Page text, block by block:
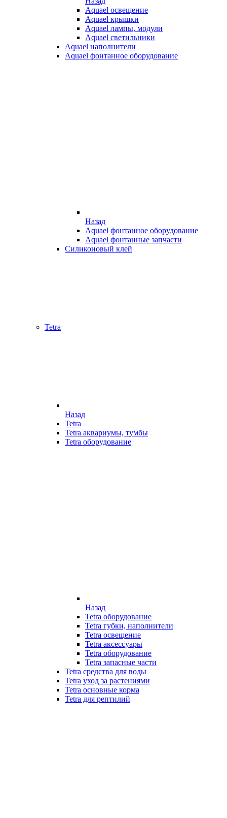
Aquael освещение
Aquael крышки
Aquael лампы, модули
Aquael светильники
Aquael наполнители
Aquael фонтанное оборудование
Назад
Aquael фонтанное оборудование
Aquael фонтанные запчасти
Силиконовый клей
Tetra
Назад
Tetra
Tetra аквариумы, тумбы
Tetra оборудование
Назад
Tetra оборудование
Tetra губки, наполнители
Tetra освещение
Tetra аксессуары
Tetra оборудование
Tetra запасные части
Tetra средства для воды
Tetra уход за растениями
Tetra основные корма
Tetra для рептилий